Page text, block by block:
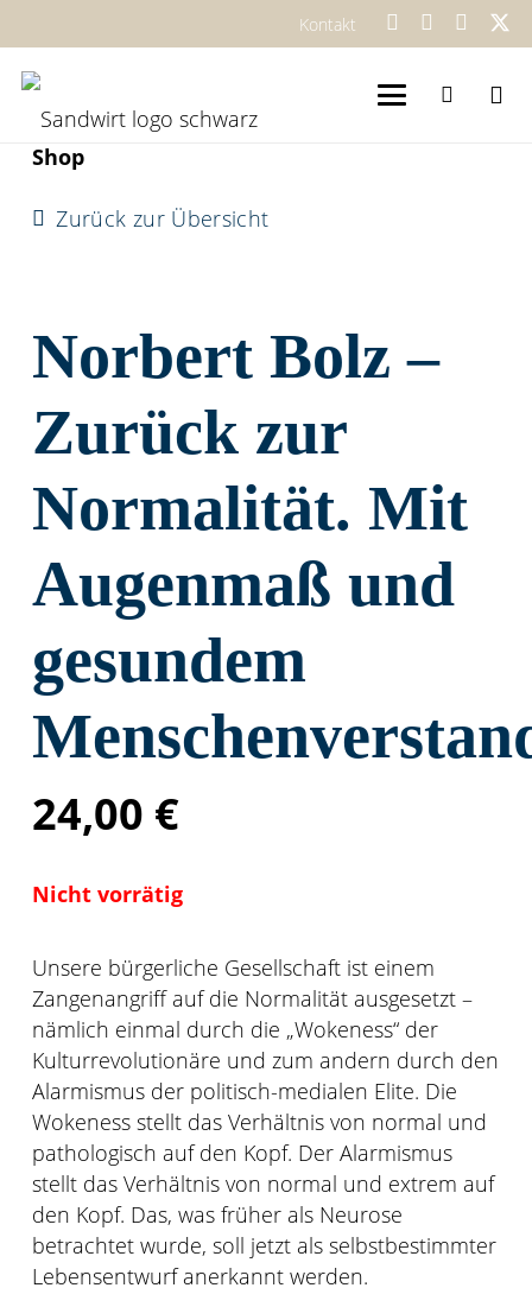
Kontakt
Shop
Zurück zur Übersicht
Norbert Bolz –
Zurück zur
Normalität. Mit
Augenmaß und
gesundem
24,00 €
Nicht vorrätig
Unsere bürgerliche Gesellschaft ist einem
Zangenangriff auf die Normalität ausgesetzt –
nämlich einmal durch die „Wokeness“ der
Kulturrevolutionäre und zum andern durch den
Alarmismus der politisch-medialen Elite. Die
Wokeness stellt das Verhältnis von normal und
pathologisch auf den Kopf. Der Alarmismus
stellt das Verhältnis von normal und extrem auf
den Kopf. Das, was früher als Neurose
betrachtet wurde, soll jetzt als selbstbestimmter
Lebensentwurf anerkannt werden.